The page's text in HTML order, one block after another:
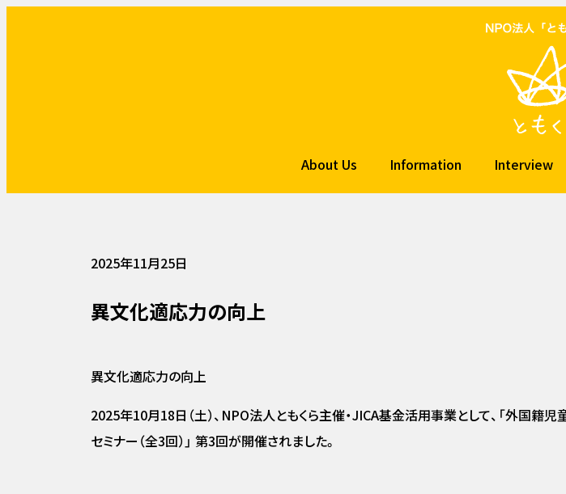
About Us Information Interview
2025年11月25日
異文化適応力の向上
異文化適応力の向上
2025年10月18日（土）、NPO法人ともくら主催・JICA基金活用事業として、「外国籍
セミナー（全3回）」 第3回が開催されました。